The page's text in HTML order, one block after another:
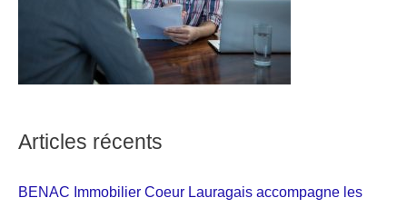
Articles récents
BENAC Immobilier Coeur Lauragais accompagne les